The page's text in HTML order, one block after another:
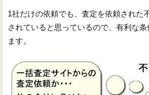
1社だけの依頼でも、査定を依頼された
されていると思っているので、有利な条
ます。